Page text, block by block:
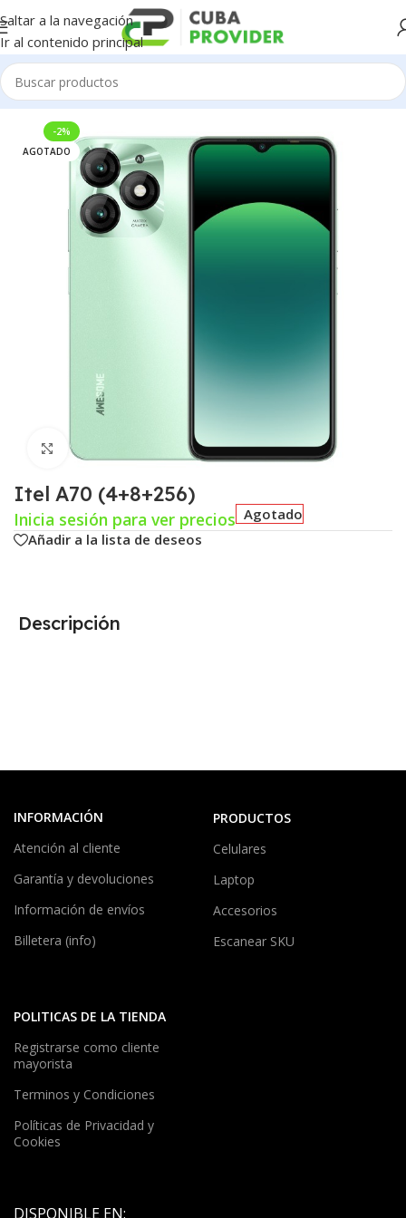
Saltar a la navegación
Ir al contenido principal
Inicio/Celulares/Itel
-2%
AGOTADO
Click para agrandar
Itel A70 (4+8+256)
Inicia sesión para ver precios Agotado
Añadir a la lista de deseos
Descripción
INFORMACIÓN
Atención al cliente
Garantía y devoluciones
Información de envíos
Billetera (info)
PRODUCTOS
Celulares
Laptop
Accesorios
Escanear SKU
POLITICAS DE LA TIENDA
Registrarse como cliente
mayorista
Terminos y Condiciones
Políticas de Privacidad y
Cookies
DISPONIBLE EN: